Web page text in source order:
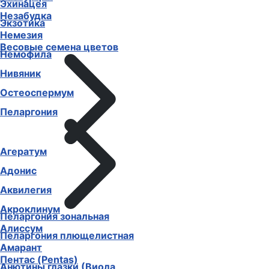
Незабудка
Немезия
Немофила
Нивяник
Остеоспермум
Пеларгония
Пеларгония зональная
Пеларгония плющелистная
Пентас (Pentas)
Эхинацея
Экзотика
Весовые семена цветов
Агератум
Адонис
Аквилегия
Акроклинум
Алиссум
Амарант
Анютины глазки (Виола